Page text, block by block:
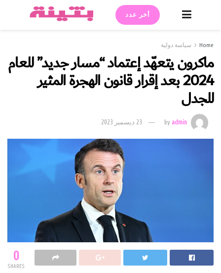
أخر عدد
Home سياسة دولية
ماكرون يتعهّد إعتماد “مسار جديد” للعام
2024 بعد إقرار قانون الهجرة المثير
للجدل
byadmin 23 ديسمبر 2023
0
SHARES